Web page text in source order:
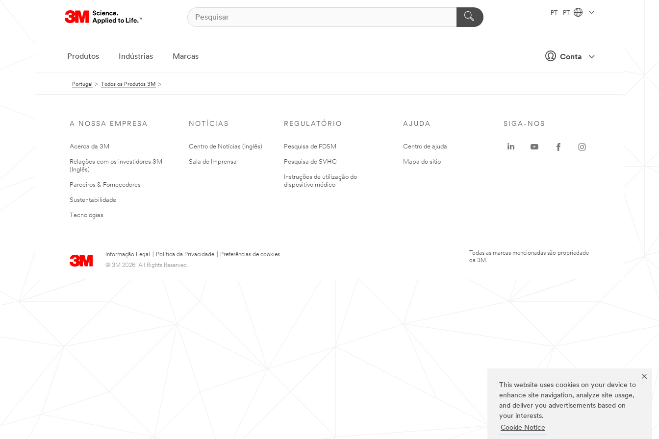
This website uses cookies on your device to
enhance site navigation, analyze site usage,
and deliver you advertisements based on
your interests.
Cookie Notice
Conta
PT - PT
Produtos Indústrias Marcas
Portugal Todos os Produtos 3M
A NOSSA EMPRESA
Acerca da 3M
Relações com os investidores 3M
(Inglês)
Parceiros & Fornecedores
Sustentabilidade
Tecnologias
NOTÍCIAS
Centro de Notícias (Inglês)
Sala de Imprensa
REGULATÓRIO
Pesquisa de FDSM
Pesquisa de SVHC
Instruções de utilização do
dispositivo médico
AJUDA
Centro de ajuda
Mapa do sitio
Informação Legal Política da Privacidade
Preferências de cookies
© 3M 2026. All Rights Reserved.
SIGA-NOS
Todas as marcas mencionadas são propriedade
da 3M.